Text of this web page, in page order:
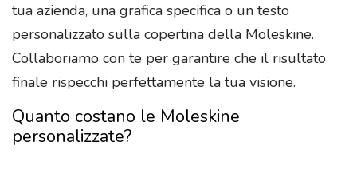
tua azienda, una grafica specifica o un testo
personalizzato sulla copertina della Moleskine.
Collaboriamo con te per garantire che il risultato
finale rispecchi perfettamente la tua visione.
Quanto costano le Moleskine
personalizzate?